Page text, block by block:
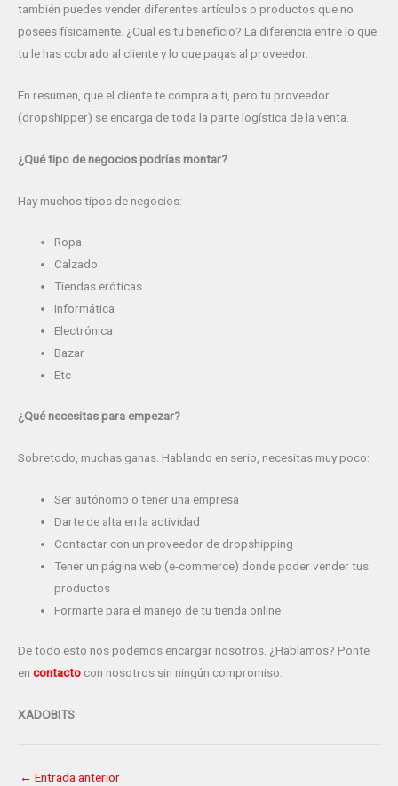
también puedes vender diferentes artículos o productos que no
posees físicamente. ¿Cual es tu beneficio? La diferencia entre lo que
tu le has cobrado al cliente y lo que pagas al proveedor.
En resumen, que el cliente te compra a ti, pero tu proveedor
(dropshipper) se encarga de toda la parte logística de la venta.
¿Qué tipo de negocios podrías montar?
Hay muchos tipos de negocios:
Ropa
Calzado
Tiendas eróticas
Informática
Electrónica
Bazar
Etc
¿Qué necesitas para empezar?
Sobretodo, muchas ganas. Hablando en serio, necesitas muy poco:
Ser autónomo o tener una empresa
Darte de alta en la actividad
Contactar con un proveedor de dropshipping
Tener un página web (e-commerce) donde poder vender tus
productos
Formarte para el manejo de tu tienda online
De todo esto nos podemos encargar nosotros. ¿Hablamos? Ponte
en contacto con nosotros sin ningún compromiso.
XADOBITS
← Entrada anterior